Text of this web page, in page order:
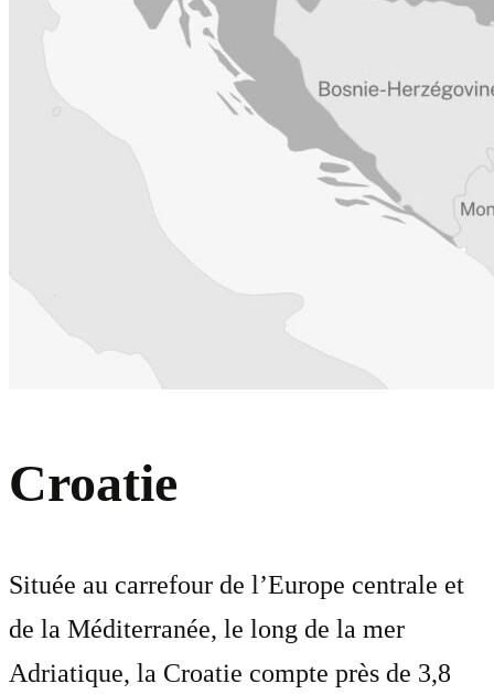
Croatie
Située au carrefour de l’Europe centrale et
de la Méditerranée, le long de la mer
Adriatique, la Croatie compte près de 3,8